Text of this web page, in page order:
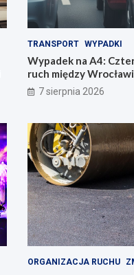
TRANSPORT WYPADKI
Wypadek na A4:
ruch między
7 sierpnia 2026
ORGANIZACJA RUCHU